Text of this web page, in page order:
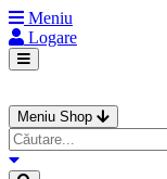
Meniu
Logare
Meniu Shop